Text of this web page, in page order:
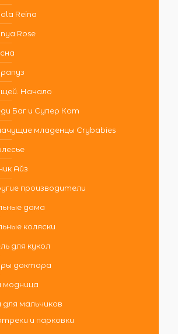
Reina
Rose
Начало
Баг и Супер Кот
младенцы Crybabies
Айз
производители
дома
коляски
для кукол
доктора
модница
для мальчиков
и парковки